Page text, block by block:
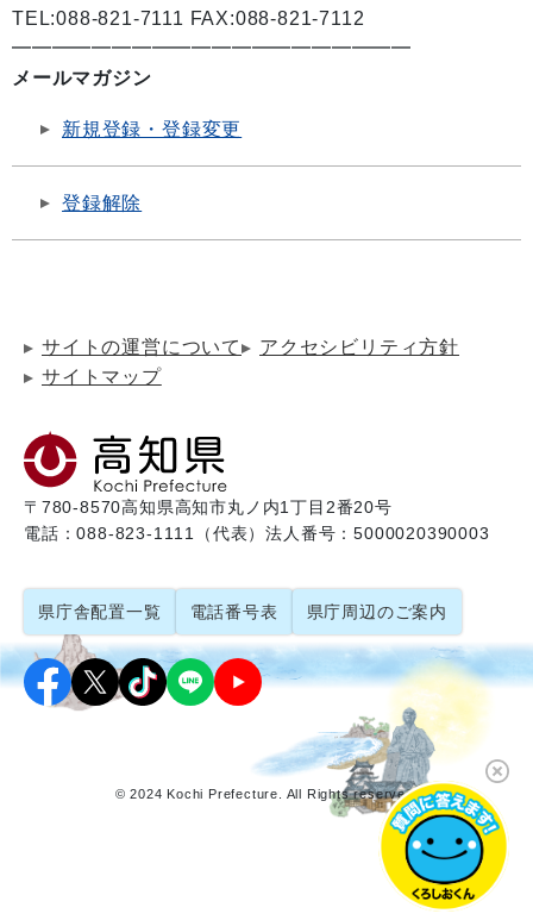
TEL:088-821-7111 FAX:088-821-7112
━━━━━━━━━━━━━━━━━━━━
メールマガジン
新規登録・登録変更
登録解除
サイトの運営について
アクセシビリティ方針
サイトマップ
〒780-8570高知県高知市丸ノ内1丁目2番20号
電話：088-823-1111（代表）法人番号：5000020390003
県庁舎配置一覧 電話番号表 県庁周辺のご案内
© 2024 Kochi Prefecture. All Rights reserved.